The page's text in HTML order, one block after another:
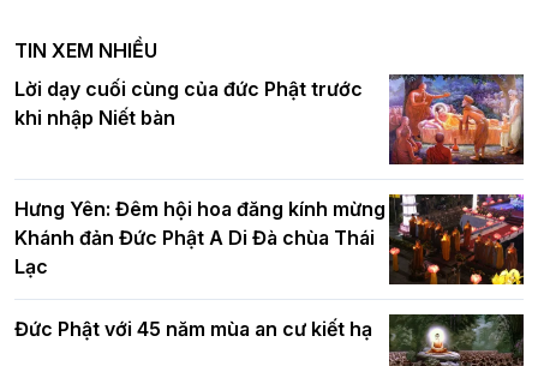
nghiêm tác pháp Tiền an cư PL.2570 –
DL.2026
chúc mừng Phật đản BTS GHPGVN TP.
Hà Nội
Hơn 5.000 người tham dự diễu hành,
Ban Hoằng pháp TƯ tổ chức Khóa tu
Báo hiếu Online một ngày (Sáng
15/8/2021)
Tinh thần yêu nước của Phật giáo
TIN XEM NHIỀU
Lời dạy cuối cùng của đức Phật trước
khi nhập Niết bàn
Hưng Yên: Đêm hội hoa đăng kính mừng
Khánh đản Đức Phật A Di Đà chùa Thái
Lạc
Đức Phật với 45 năm mùa an cư kiết hạ